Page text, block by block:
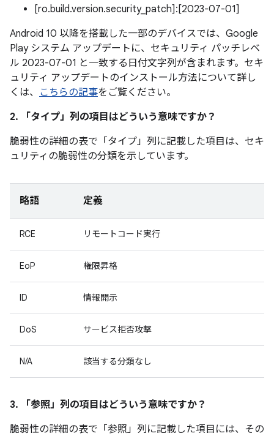
[ro.build.version.security_patch]:[2023-07-01]
Android 10 以降を搭載した一部のデバイスでは、Google
Play システム アップデートに、セキュリティ パッチレベ
ル 2023-07-01 と一致する日付文字列が含まれます。セキ
ュリティ アップデートのインストール方法について詳し
くは、 こちらの記事をご覧ください。
2. 「タイプ」 列の項目はどういう意味ですか？
脆弱性の詳細の表で「タイプ」 列に記載した項目は、セキ
ュリティの脆弱性の分類を示しています。
略語 定義
RCE リモートコード実行
EoP 権限昇格
ID 情報開示
DoS サービス拒否攻撃
N/A 該当する分類なし
3. 「参照」 列の項目はどういう意味ですか？
脆弱性の詳細の表で「参照」 列に記載した項目には、その